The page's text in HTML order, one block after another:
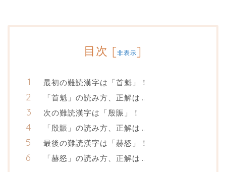
目次 [非表示]
最初の難読漢字は「首魁」！
「首魁」の読み方、正解は…
次の難読漢字は「殷賑」！
「殷賑」の読み方、正解は…
最後の難読漢字は「赫怒」！
「赫怒」の読み方、正解は…